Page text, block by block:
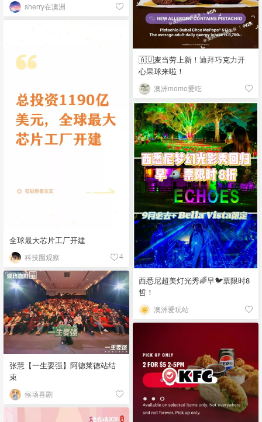
sherry在澳洲
🇦🇺麦当劳上新！迪拜巧克力开
心果球来啦！
澳洲momo爱吃
全球最大芯片工厂开建
科技圈观察 4
西悉尼超美灯光秀🌈早🐦票限时8
哲！
澳洲爱玩站
张慧【一生要强】阿德莱德站结
束
候场喜剧